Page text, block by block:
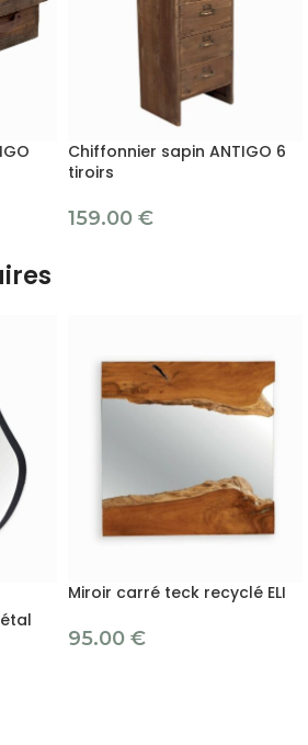
Chiffonnier sapin ANTIGO 6
tiroirs
159.00 €
Miroir carré teck recyclé ELI
95.00 €